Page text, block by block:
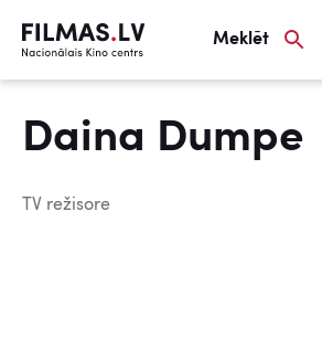
Meklēt
Daina Dumpe
TV režisore